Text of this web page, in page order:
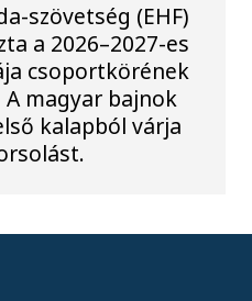
szövetség (EHF)
a 2026–2027-es
csoportkörének
magyar bajnok
kalapból várja